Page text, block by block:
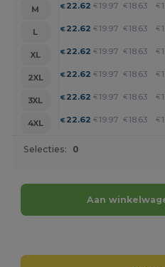
M
€22.62 € 19.97 €18.63 €
L
€22.62 € 19.97 €18.63 €
XL
€22.62 € 19.97 €18.63 €
2XL
€22.62 € 19.97 €18.63 €
3XL
€22.62 € 19.97 €18.63 €
4XL
€22.62 € 19.97 €18.63 €
Selecties: 0
Aan